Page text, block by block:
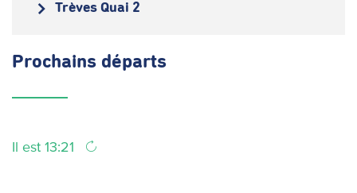
Trèves Quai 2
Prochains départs
Il est 13:21